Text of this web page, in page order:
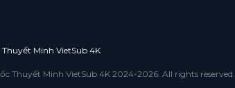
Minh VietSub 4K
Thuyết Minh VietSub 4K 2024-2026. All rights reserved.